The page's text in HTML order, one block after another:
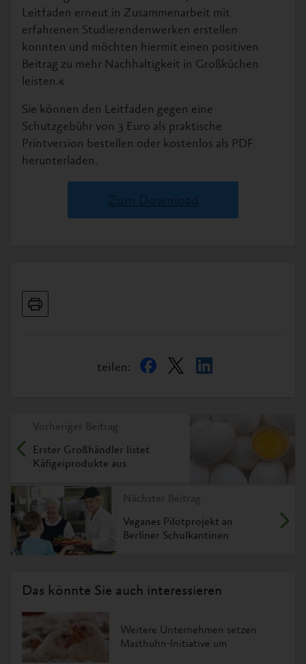
Leitfaden erneut in Zusammenarbeit mit
erfahrenen Studierendenwerken erstellen
konnten und möchten hiermit einen positiven
Beitrag zu mehr Nachhaltigkeit in Großküchen
leisten.«
Sie können den Leitfaden gegen eine
Schutzgebühr von 3 Euro als praktische
Printversion bestellen oder kostenlos als PDF
herunterladen.
teilen:
Vorheriger Beitrag
Erster Großhändler listet
Käfigeiprodukte aus
Nächster Beitrag
Veganes Pilotprojekt an
Berliner Schulkantinen
Das könnte Sie auch interessieren
Weitere Unternehmen setzen
Masthuhn-Initiative um